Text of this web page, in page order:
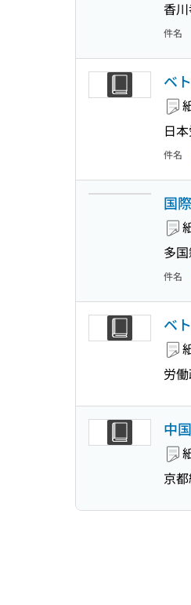
香
件名
ベ
日
件名
国
多
件名
ベ
労
中
京